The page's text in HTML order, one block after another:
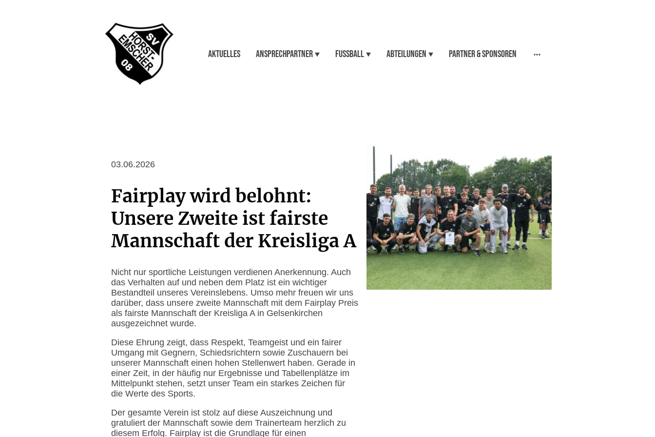
Aktuelles Ansprechpartner Fussball Abteilungen Partner & Sponsoren
03.06.2026
Fairplay wird belohnt:
Unsere Zweite ist fairste
Mannschaft der Kreisliga A
Nicht nur sportliche Leistungen verdienen Anerkennung. Auch
das Verhalten auf und neben dem Platz ist ein wichtiger
Bestandteil unseres Vereinslebens. Umso mehr freuen wir uns
darüber, dass unsere zweite Mannschaft mit dem Fairplay Preis
als fairste Mannschaft der Kreisliga A in Gelsenkirchen
ausgezeichnet wurde.
Diese Ehrung zeigt, dass Respekt, Teamgeist und ein fairer
Umgang mit Gegnern, Schiedsrichtern sowie Zuschauern bei
unserer Mannschaft einen hohen Stellenwert haben. Gerade in
einer Zeit, in der häufig nur Ergebnisse und Tabellenplätze im
Mittelpunkt stehen, setzt unser Team ein starkes Zeichen für
die Werte des Sports.
Der gesamte Verein ist stolz auf diese Auszeichnung und
gratuliert der Mannschaft sowie dem Trainerteam herzlich zu
diesem Erfolg. Fairplay ist die Grundlage für einen